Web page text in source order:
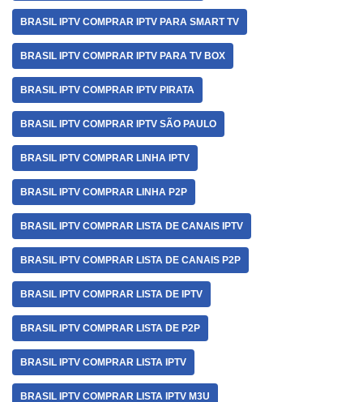
BRASIL IPTV COMPRAR IPTV PARA SMART TV
BRASIL IPTV COMPRAR IPTV PARA TV BOX
BRASIL IPTV COMPRAR IPTV PIRATA
BRASIL IPTV COMPRAR IPTV SÃO PAULO
BRASIL IPTV COMPRAR LINHA IPTV
BRASIL IPTV COMPRAR LINHA P2P
BRASIL IPTV COMPRAR LISTA DE CANAIS IPTV
BRASIL IPTV COMPRAR LISTA DE CANAIS P2P
BRASIL IPTV COMPRAR LISTA DE IPTV
BRASIL IPTV COMPRAR LISTA DE P2P
BRASIL IPTV COMPRAR LISTA IPTV
BRASIL IPTV COMPRAR LISTA IPTV M3U